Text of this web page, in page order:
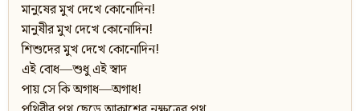
মানুষের মুখ দেখে কোনোদিন!
মানুষীর মুখ দেখে কোনোদিন!
শিশুদের মুখ দেখে কোনোদিন!
এই বোধ—শুধু এই স্বাদ
পায় সে কি অগাধ—অগাধ!